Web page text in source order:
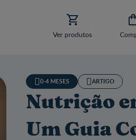

Ver produtos
0-4 MESES ARTIGO
Nutrição
Um Guia